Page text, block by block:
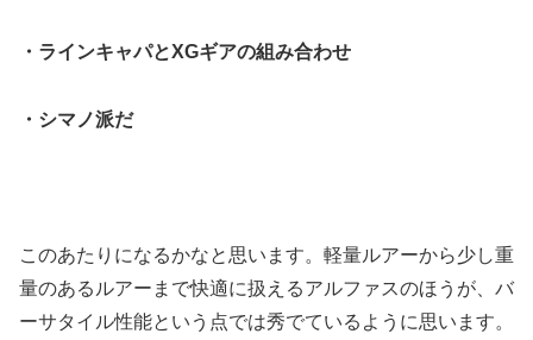
・ラインキャパとXGギアの組み合わせ
・シマノ派だ
このあたりになるかなと思います。軽量ルアーから少し重
量のあるルアーまで快適に扱えるアルファスのほうが、バ
ーサタイル性能という点では秀でているように思います。